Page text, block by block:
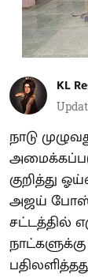
KL
நாடு
குறித்து
அஜய் போஸ்
சட்டத்தில்